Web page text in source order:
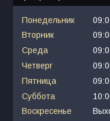
Понедельник
Вторник
Среда
Четверг
Пятница
Суббота
Воскресенье